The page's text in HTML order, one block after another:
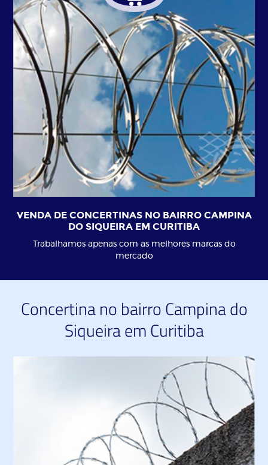
VENDA DE CONCERTINAS NO BAIRRO CAMPINA
DO SIQUEIRA EM CURITIBA
Trabalhamos apenas com as melhores marcas do
mercado
Concertina no bairro Campina do
Siqueira em Curitiba